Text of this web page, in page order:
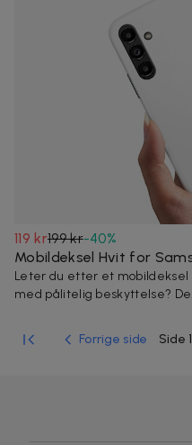
119 kr199 kr-40%
Mobildeksel Hvit for
Leter du etter et
med pålitelig beskyttelse?
Forrige side Side